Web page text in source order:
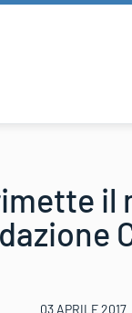
il
03 APRILE 2017